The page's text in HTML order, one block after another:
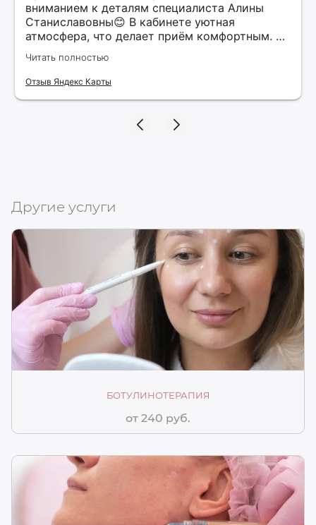
вниманием к деталям специалиста Алины
Станиславовны😊 В кабинете уютная
атмосфера, что делает приём комфортным. Я
ищет качественные услуги в косметологии.
Верю, что нашла своего косметолога и буду
Читать полностью
Отзыв Яндекс Карты
Другие услуги
БОТУЛИНОТЕРАПИЯ
от 240 руб.